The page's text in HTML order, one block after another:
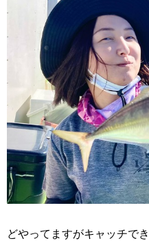
どやってますがキャッチで